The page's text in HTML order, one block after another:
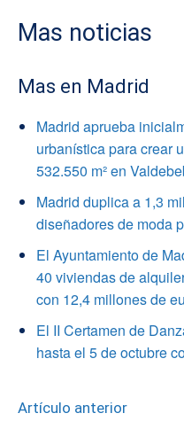
Mas noticias
Mas en Madrid
Madrid aprueba
urbanística para crear
532.550 m² en
Madrid duplica a 1,3
diseñadores de moda
El Ayuntamiento de
40 viviendas de
con 12,4 millones de
El II Certamen de
hasta el 5 de octubre
Artículo anterior